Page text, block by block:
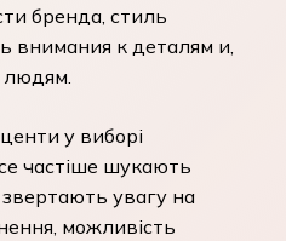
бренда, стиль
внимания к деталям и,
людям.
у виборі
частіше шукають
увагу на
можливість